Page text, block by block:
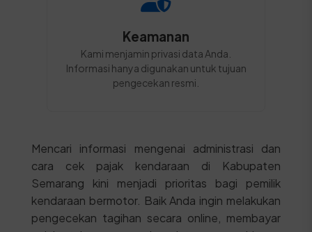
Keamanan
Kami menjamin privasi data Anda.
Informasi hanya digunakan untuk tujuan
pengecekan resmi.
Mencari informasi mengenai administrasi dan
cara cek pajak kendaraan di Kabupaten
Semarang kini menjadi prioritas bagi pemilik
kendaraan bermotor. Baik Anda ingin melakukan
pengecekan tagihan secara online, membayar